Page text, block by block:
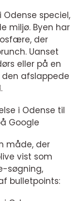
speciel,
miljø. Byen har
der
Uanset
eller på en
den afslappede
i Odense til
Google
måde, der
vist som
søgning,
bulletpoints: